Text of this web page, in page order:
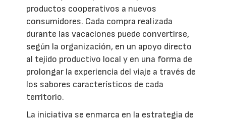
productos cooperativos a nuevos
consumidores. Cada compra realizada
durante las vacaciones puede convertirse,
según la organización, en un apoyo directo
al tejido productivo local y en una forma de
prolongar la experiencia del viaje a través de
los sabores característicos de cada
territorio.
La iniciativa se enmarca en la estrategia de